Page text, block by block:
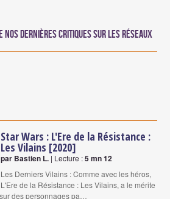
nos dernières critiques sur les réseaux
Star Wars : L'Ere de la Résistance :
Les Vilains [2020]
par Bastien L. | Lecture :5 mn 12
Les Derniers Vilains : Comme avec les héros,
L'Ere de la Résistance : Les Vilains, a le mérite
des personnages pa…